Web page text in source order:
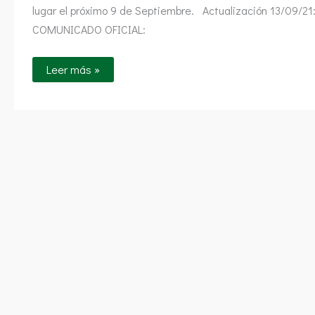
lugar el próximo 9 de Septiembre. Actualización 13/09/21:
COMUNICADO OFICIAL:
Leer más »